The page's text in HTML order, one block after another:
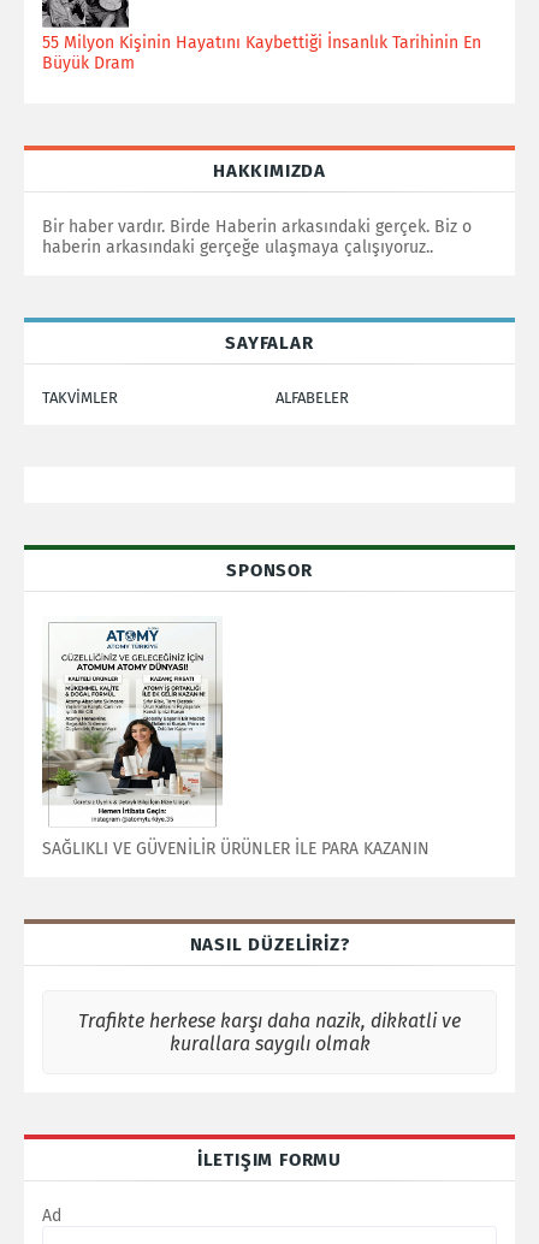
55 Milyon Kişinin Hayatını Kaybettiği İnsanlık Tarihinin En
Büyük Dram
HAKKIMIZDA
Bir haber vardır. Birde Haberin arkasındaki gerçek. Biz o
haberin arkasındaki gerçeğe ulaşmaya çalışıyoruz..
SAYFALAR
TAKVİMLER ALFABELER
SPONSOR
SAĞLIKLI VE GÜVENİLİR ÜRÜNLER İLE PARA KAZANIN
NASIL DÜZELİRİZ?
Trafikte herkese karşı daha nazik, dikkatli ve
kurallara saygılı olmak
İLETIŞIM FORMU
Ad